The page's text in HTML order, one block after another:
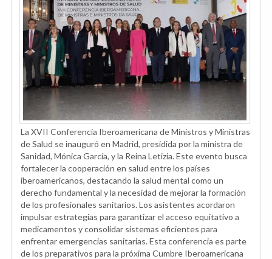
La XVII Conferencia Iberoamericana de Ministros y Ministras
de Salud se inauguró en Madrid, presidida por la ministra de
Sanidad, Mónica García, y la Reina Letizia. Este evento busca
fortalecer la cooperación en salud entre los países
iberoamericanos, destacando la salud mental como un
derecho fundamental y la necesidad de mejorar la formación
de los profesionales sanitarios. Los asistentes acordaron
impulsar estrategias para garantizar el acceso equitativo a
medicamentos y consolidar sistemas eficientes para
enfrentar emergencias sanitarias. Esta conferencia es parte
de los preparativos para la próxima Cumbre Iberoamericana